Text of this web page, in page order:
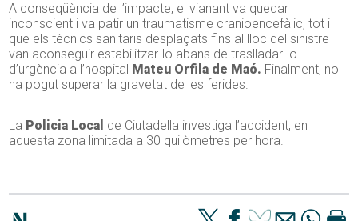
A conseqüència de l’impacte, el vianant va quedar
inconscient i va patir un traumatisme cranioencefàlic, tot i
que els tècnics sanitaris desplaçats fins al lloc del sinistre
van aconseguir estabilitzar-lo abans de traslladar-lo
d’urgència a l’hospital Mateu Orfila de Maó. Finalment, no
ha pogut superar la gravetat de les ferides.
La Policia Local de Ciutadella investiga l’accident, en
aquesta zona limitada a 30 quilòmetres per hora.